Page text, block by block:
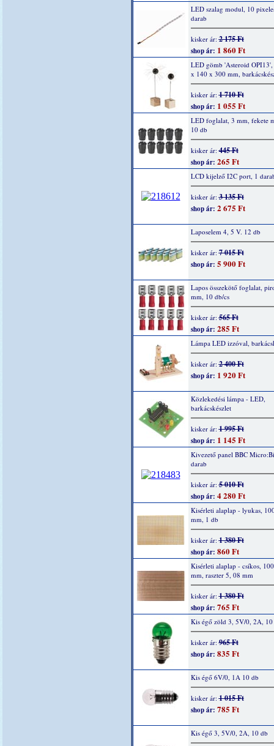
LED szalag modul, 10
darab
kisker ár:2 175 Ft
shop ár: 1 860 Ft
LED gömb 'Asteroid
x 140 x 300 mm,
kisker ár:1 710 Ft
shop ár: 1 055 Ft
LED foglalat, 3 mm, fekete
10 db
kisker ár:445 Ft
shop ár: 265 Ft
LCD kijelző I2C port, 1
kisker ár:3 135 Ft
shop ár: 2 675 Ft
Laposelem 4, 5 V. 12 db
kisker ár:7 015 Ft
shop ár: 5 900 Ft
Lapos összekötő foglalat,
mm, 10 db/cs
kisker ár:565 Ft
shop ár: 285 Ft
Lámpa LED izzóval,
kisker ár:2 400 Ft
shop ár: 1 920 Ft
Közlekedési lámpa - LED,
barkácskészlet
kisker ár:1 995 Ft
shop ár: 1 145 Ft
Kivezető panel BBC
darab
kisker ár:5 010 Ft
shop ár: 4 280 Ft
Kisérleti alaplap - lyukas,
mm, 1 db
kisker ár:1 380 Ft
shop ár: 860 Ft
Kisérleti alaplap - csíkos,
mm, raszter 5, 08 mm
kisker ár:1 380 Ft
shop ár: 765 Ft
Kis égő zöld 3, 5V/0, 2A, 10
kisker ár:965 Ft
shop ár: 835 Ft
Kis égő 6V/0, 1A 10 db
kisker ár:1 015 Ft
shop ár: 785 Ft
Kis égő 3, 5V/0, 2A, 10 db